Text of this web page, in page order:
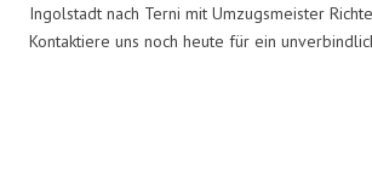
Ingolstadt nach Terni mit Umzugsmeister
Kontaktiere uns noch heute für ein